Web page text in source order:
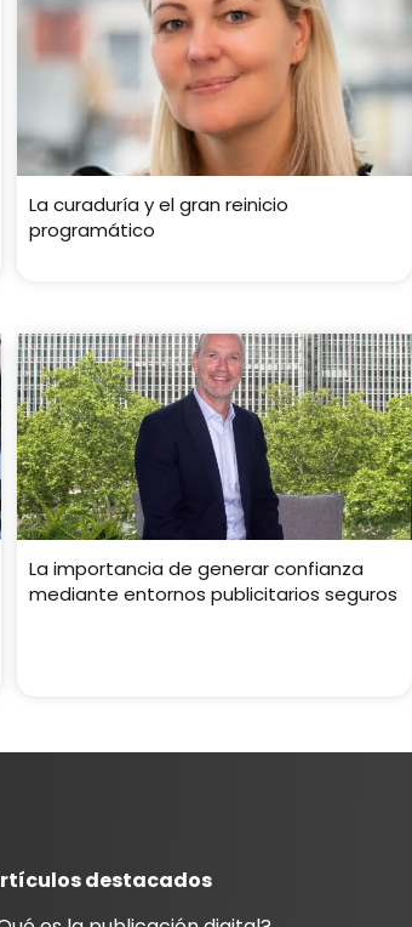
La curaduría y el gran reinicio
programático
La importancia de generar confianza
mediante entornos publicitarios seguros
destacados